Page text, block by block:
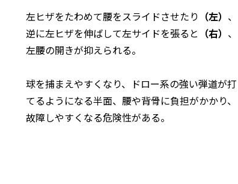
左ヒザをたわめて腰をスライドさせたり （左） 、
逆に左ヒザを伸ばして左サイドを張ると （右） 、
左腰の開きが抑えられる。
球を捕まえやすくなり、ドロー系の強い弾道が打
てるようになる半面、腰や背骨に負担がかかり、
故障しやすくなる危険性がある。